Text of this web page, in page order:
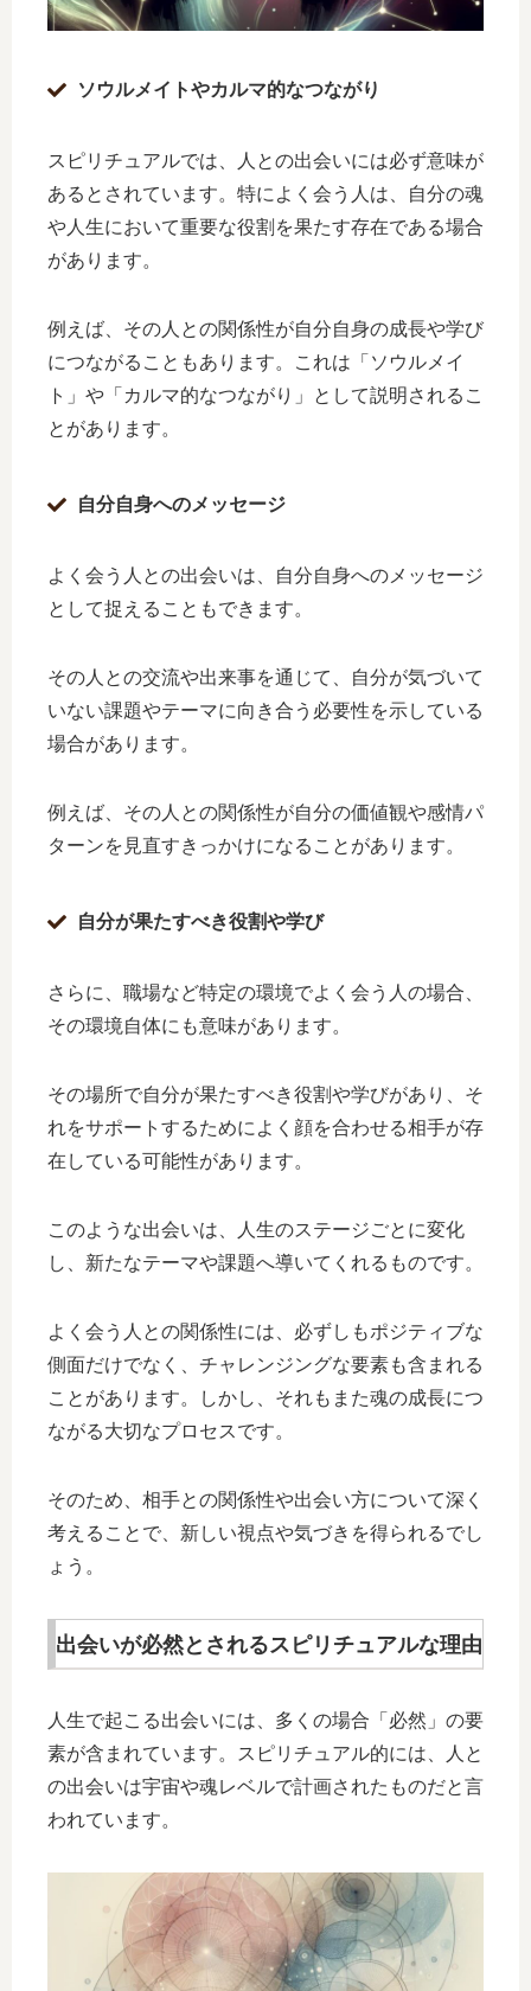
ソウルメイトやカルマ的なつながり
スピリチュアルでは、人との出会いには必ず意味が
あるとされています。特によく会う人は、自分の魂
や人生において重要な役割を果たす存在である場合
があります。
例えば、その人との関係性が自分自身の成長や学び
につながることもあります。これは「ソウルメイ
ト」や「カルマ的なつながり」として説明されるこ
とがあります。
自分自身へのメッセージ
よく会う人との出会いは、自分自身へのメッセージ
として捉えることもできます。
その人との交流や出来事を通じて、自分が気づいて
いない課題やテーマに向き合う必要性を示している
場合があります。
例えば、その人との関係性が自分の価値観や感情パ
ターンを見直すきっかけになることがあります。
自分が果たすべき役割や学び
さらに、職場など特定の環境でよく会う人の場合、
その環境自体にも意味があります。
その場所で自分が果たすべき役割や学びがあり、そ
れをサポートするためによく顔を合わせる相手が存
在している可能性があります。
このような出会いは、人生のステージごとに変化
し、新たなテーマや課題へ導いてくれるものです。
よく会う人との関係性には、必ずしもポジティブな
側面だけでなく、チャレンジングな要素も含まれる
ことがあります。しかし、それもまた魂の成長につ
ながる大切なプロセスです。
そのため、相手との関係性や出会い方について深く
考えることで、新しい視点や気づきを得られるでし
ょう。
出会いが必然とされるスピリチュアルな理由
人生で起こる出会いには、多くの場合「必然」の要
素が含まれています。スピリチュアル的には、人と
の出会いは宇宙や魂レベルで計画されたものだと言
われています。